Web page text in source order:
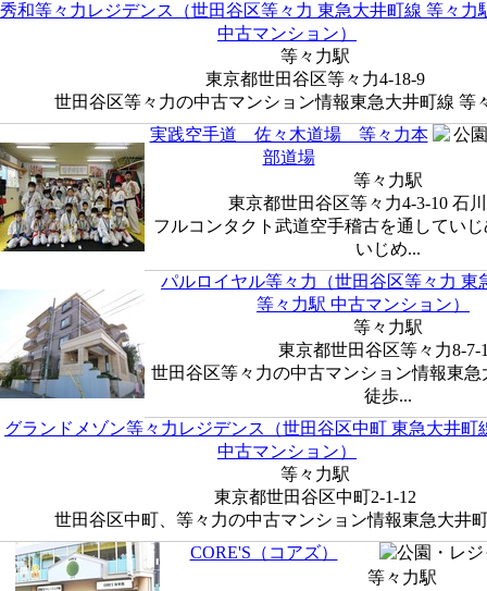
秀和等々力レジデンス（世田谷区等々力 東急大井町線 等々力
中古マンション）
等々力駅
東京都世田谷区等々力4-18-9
世田谷区等々力の中古マンション情報東急大井町線 等
実践空手道 佐々木道場 等々力本
部道場
等々力駅
東京都世田谷区等々力4-3-10 石
フルコンタクト武道空手稽古を通してい
いじめ...
パルロイヤル等々力（世田谷区等々力 東
等々力駅 中古マンション）
等々力駅
東京都世田谷区等々力8-7-
世田谷区等々力の中古マンション情報東
徒歩...
グランドメゾン等々力レジデンス（世田谷区中町 東急大井町
中古マンション）
等々力駅
東京都世田谷区中町2-1-12
世田谷区中町、等々力の中古マンション情報東急大井
CORE'S（コアズ）
等々力駅